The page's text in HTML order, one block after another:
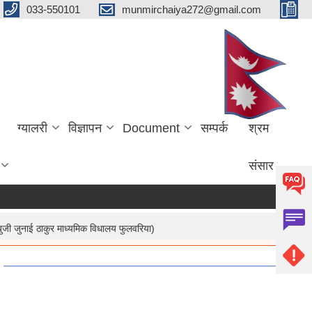
033-550101 munmirchaiya272@gmail.com
ग्यालरी विज्ञापन Document सम्पर्क श्रम
संसार
जुनाई ठाकुर माध्यमिक विधालय फुलवरिया)